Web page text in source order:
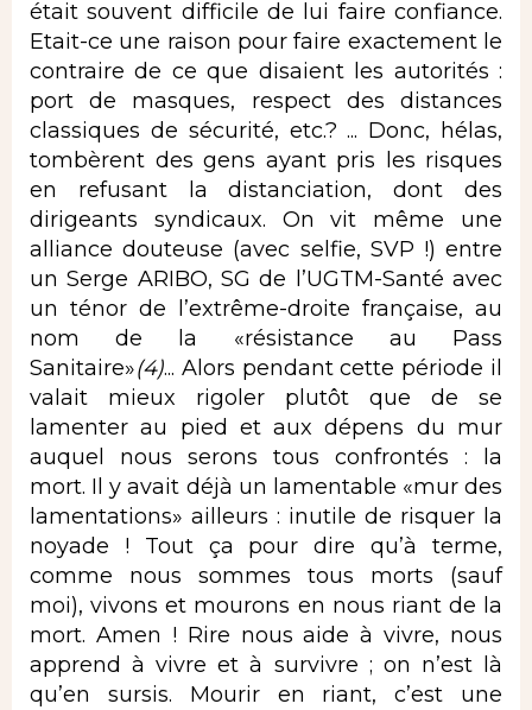
était souvent difficile de lui faire confiance.
Etait-ce une raison pour faire exactement le
contraire de ce que disaient les autorités :
port de masques, respect des distances
classiques de sécurité, etc.? ... Donc, hélas,
tombèrent des gens ayant pris les risques
en refusant la distanciation, dont des
dirigeants syndicaux. On vit même une
alliance douteuse (avec selfie, SVP !) entre
un Serge ARIBO, SG de l’UGTM-Santé avec
un ténor de l’extrême-droite française, au
nom de la «résistance au Pass
Sanitaire»(4)... Alors pendant cette période il
valait mieux rigoler plutôt que de se
lamenter au pied et aux dépens du mur
auquel nous serons tous confrontés : la
mort. Il y avait déjà un lamentable «mur des
lamentations» ailleurs : inutile de risquer la
noyade ! Tout ça pour dire qu’à terme,
comme nous sommes tous morts (sauf
moi), vivons et mourons en nous riant de la
mort. Amen ! Rire nous aide à vivre, nous
apprend à vivre et à survivre ; on n’est là
qu’en sursis. Mourir en riant, c’est une